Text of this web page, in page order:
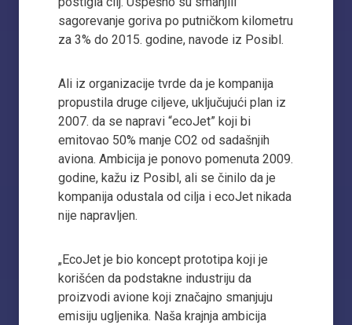
sagorevanje goriva po putničkom kilometru
za 3% do 2015. godine, navode iz Posibl.
Ali iz organizacije tvrde da je kompanija
propustila druge ciljeve, uključujući plan iz
2007. da se napravi “ecoJet” koji bi
emitovao 50% manje CO2 od sadašnjih
aviona. Ambicija je ponovo pomenuta 2009.
godine, kažu iz Posibl, ali se činilo da je
kompanija odustala od cilja i ecoJet nikada
nije napravljen.
„EcoJet je bio koncept prototipa koji je
korišćen da podstakne industriju da
proizvodi avione koji značajno smanjuju
emisiju ugljenika. Naša krajnja ambicija